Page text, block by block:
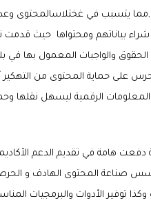
,مما يتسبب في غختلاسالمحتوى
بياناتهم ومحتواها حيث قدمت
والواجبات المعمول بها في
على حماية المحتوى من
الرقمية ليسهل نقلها
دفعت هامة في تقديم الدعم
صناعة المحتوى الهادف و
الأدوات والبرمجيات